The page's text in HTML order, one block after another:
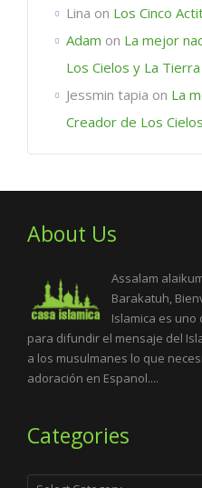
Lina on Los Cinco
Adam on La mejor
Los Cielos y La Tierra
Jessmin tapia on La
Creador de Los
About Us
Assalam
Barakatuh,
Islamica es
para difundir el mensaje del
a los musulmanes lo que
adoración en Espanol....
Categories
Categories